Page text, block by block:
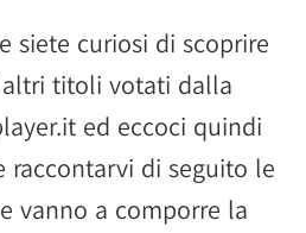
siete curiosi di scoprire
titoli votati dalla
ed eccoci quindi
raccontarvi di seguito le
vanno a comporre la